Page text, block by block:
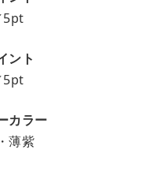
5pt
ント
5pt
カラー
薄紫